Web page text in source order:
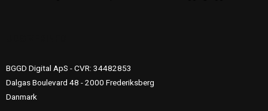
BGGD Digital ApS - CVR: 34482853
Dalgas Boulevard 48 - 2000 Frederiksberg
Danmark